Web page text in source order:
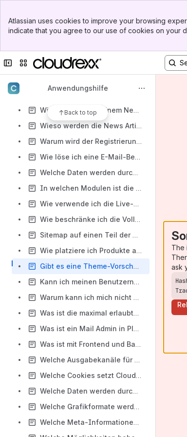
Top Bar
Sidebar
Atlassian uses cookies to improve your browsing
indicate that you agree to our use of cookies on your
Collapse sidebar
Switch sites or apps
Anwendungshilfe
Back to top
Wie integriere ich Google Maps in den Katalog?
Wie löse ich eine E-Mail-Benachrichtigung aus dem Katalog aus?
Wie kann ich von einem News Artikel eine Vorschau anzeigen lassen?
Wieso werden die News Artikel nicht in allen Sprachen angezeigt?
Warum wird der Registrierungslink auf der Website nicht angezeigt?
Wie löse ich eine E-Mail-Benachrichtigungen aus dem Kalender aus?
Welche Daten werden durch den Kalender erfasst?
In welchen Modulen ist die Volltextsuche integriert?
Wie verwende ich die Live-Suche?
Wie beschränke ich die Volltextsuche auf einen Teil der Seite?
Sitemap auf einen Teil der Seite beschränken
Wie platziere ich Produkte auf einer Landingpage?
Gibt es eine Theme-Vorschau?
Kann ich meinen Benutzername ändern?
Warum kann ich mich nicht einloggen?
Was ist die maximal erlaubte Grösse eines E-Mails?
Was ist ein Mail Admin in Plesk?
Was ist mit Frontend und Backend gemeint?
Welche Ausgabekanäle für das Frontend gibt es?
Welche Cookies setzt Cloudrexx?
Welche Daten werden durch die Formulare erfasst?
Welche Grafikformate werden unterstützt?
Welche Meta-Informationen zum Theme gibt es?
The
ask